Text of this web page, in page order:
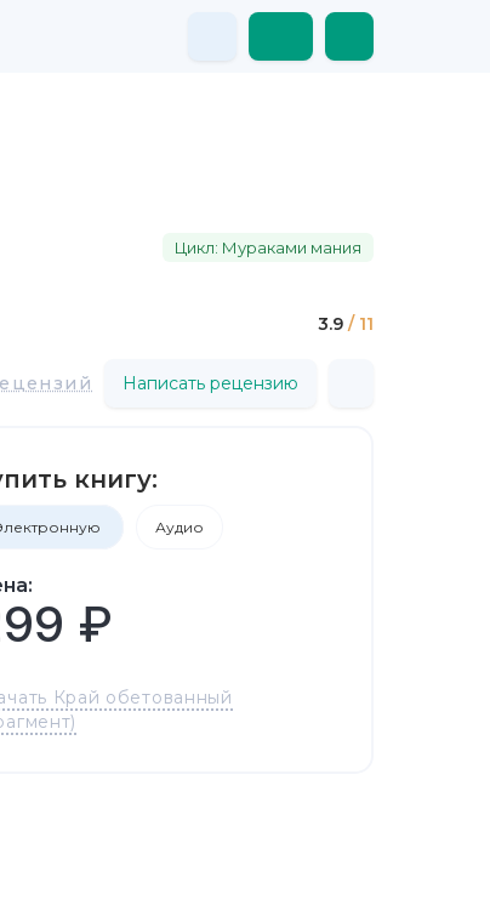
Цикл: Мураками мания
3.9 / 11
Написать рецензию
книгу:
Аудио
₽
Край обетованный